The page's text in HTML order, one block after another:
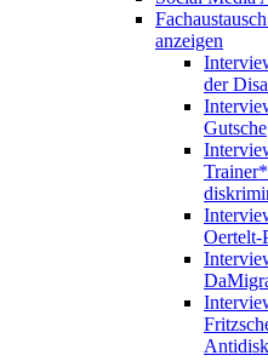
anzeigen
der
Gutsche
Oertelt-